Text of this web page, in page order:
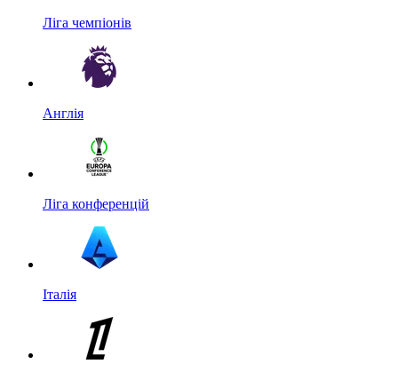
Ліга чемпіонів
Англія
Ліга конференцій
Італія